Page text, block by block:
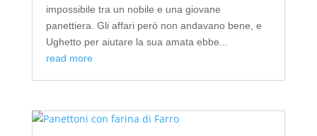
impossibile tra un nobile e una giovane
panettiera. Gli affari però non andavano bene, e
Ughetto per aiutare la sua amata ebbe...
read more